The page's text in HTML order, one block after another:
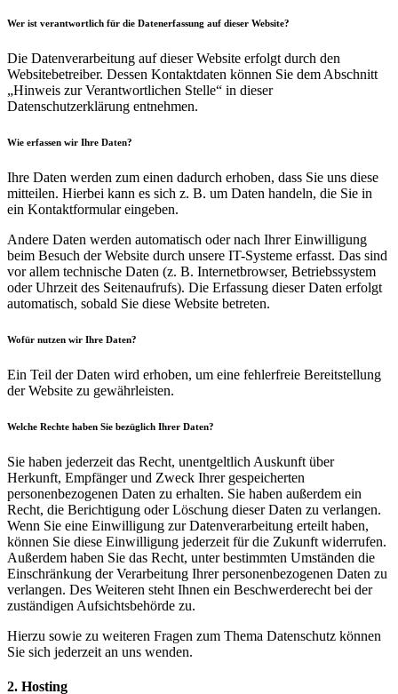
Wer ist verantwortlich für die Datenerfassung auf dieser Website?
Die Datenverarbeitung auf dieser Website erfolgt durch den
Websitebetreiber. Dessen Kontaktdaten können Sie dem Abschnitt
„Hinweis zur Verantwortlichen Stelle“ in dieser
Datenschutzerklärung entnehmen.
Wie erfassen wir Ihre Daten?
Ihre Daten werden zum einen dadurch erhoben, dass Sie uns diese
mitteilen. Hierbei kann es sich z. B. um Daten handeln, die Sie in
ein Kontaktformular eingeben.
Andere Daten werden automatisch oder nach Ihrer Einwilligung
beim Besuch der Website durch unsere IT-Systeme erfasst. Das sind
vor allem technische Daten (z. B. Internetbrowser, Betriebssystem
oder Uhrzeit des Seitenaufrufs). Die Erfassung dieser Daten erfolgt
automatisch, sobald Sie diese Website betreten.
Wofür nutzen wir Ihre Daten?
Ein Teil der Daten wird erhoben, um eine fehlerfreie Bereitstellung
der Website zu gewährleisten.
Welche Rechte haben Sie bezüglich Ihrer Daten?
Sie haben jederzeit das Recht, unentgeltlich Auskunft über
Herkunft, Empfänger und Zweck Ihrer gespeicherten
personenbezogenen Daten zu erhalten. Sie haben außerdem ein
Recht, die Berichtigung oder Löschung dieser Daten zu verlangen.
Wenn Sie eine Einwilligung zur Datenverarbeitung erteilt haben,
können Sie diese Einwilligung jederzeit für die Zukunft widerrufen.
Außerdem haben Sie das Recht, unter bestimmten Umständen die
Einschränkung der Verarbeitung Ihrer personenbezogenen Daten zu
verlangen. Des Weiteren steht Ihnen ein Beschwerderecht bei der
zuständigen Aufsichtsbehörde zu.
Hierzu sowie zu weiteren Fragen zum Thema Datenschutz können
Sie sich jederzeit an uns wenden.
2. Hosting